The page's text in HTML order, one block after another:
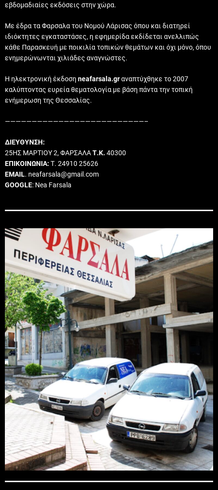
εβδομαδιαίες εκδόσεις στην χώρα.
Με έδρα τα Φαρσαλα του Νομού Λάρισας όπου και διατηρεί
ιδιόκτητες εγκαταστάσες, η εφημερίδα εκδίδεται ανελλιπώς
κάθε Παρασκευή με ποικιλία τοπικών θεμάτων και όχι μόνο, όπου
ενημερώνωνται χιλιάδες αναγνώστες.
Η ηλεκτρονική έκδοση neafarsala.grαναπτύχθηκε το 2007
καλύπτοντας ευρεία θεματολογία με βάση πάντα την τοπική
ενήμερωση της Θεσσαλίας.
——————————————————————————–
ΔΙΕΥΘΥΝΣΗ:
25ΗΣ ΜΑΡΤΙΟΥ 2, ΦΑΡΣΑΛΑΤ.Κ. 40300
ΕΠΙΚΟΙΝΩΝΙΑ: Τ. 24910 25626
EMAIL. neafarsala@gmail.com
GOOGLE: Nea Farsala